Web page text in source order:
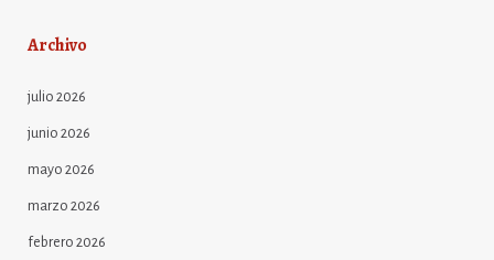
Archivo
julio 2026
junio 2026
mayo 2026
marzo 2026
febrero 2026